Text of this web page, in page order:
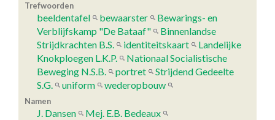
Trefwoorden
beeldentafel bewaarster
Bewarings- en
Verblijfskamp "De Bataaf"
Binnenlandse
Strijdkrachten B.S.
identiteitskaart
Landelijke
Knokploegen L.K.P.
Nationaal Socialistische
Beweging N.S.B.
portret
Strijdend Gedeelte
S.G.
uniform wederopbouw
Namen
J. Dansen Mej. E.B. Bedeaux